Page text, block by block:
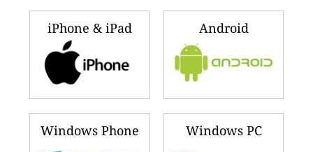
iPhone & iPad Android
Windows Phone Windows PC